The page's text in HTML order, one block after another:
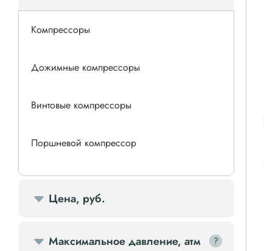
Компрессоры
Дожимные компрессоры
Винтовые компрессоры
Поршневой компрессор
Спиральные компрессоры
Цена, руб.
Максимальное давление, атм ?
?